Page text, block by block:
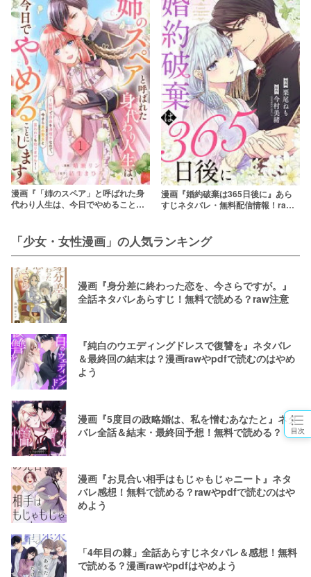
目次
漫画『「姉のスペア」と呼ばれた身
代わり人生は、今日でやめることに
りません！～』あらすじネタバレ・
無料配信情報！rawやpdfで読むのは
やめよう
漫画『婚約破棄は365日後に』あら
すじネタバレ・無料配信情報！raw
「少女・女性漫画」の人気ランキング
漫画『身分差に終わった恋を、今さらですが。』
全話ネタバレあらすじ！無料で読める？raw注意
『純白のウエディングドレスで復讐を』ネタバレ
＆最終回の結末は？漫画rawやpdfで読むのはやめ
よう
漫画『5度目の政略婚は、私を憎むあなたと』ネタ
バレ全話＆結末・最終回予想！無料で読める？
漫画『お見合い相手はもじゃもじゃニート』ネタ
バレ感想！無料で読める？rawやpdfで読むのはや
めよう
「4年目の棘」全話あらすじネタバレ＆感想！無料
で読める？漫画rawやpdfはやめよう